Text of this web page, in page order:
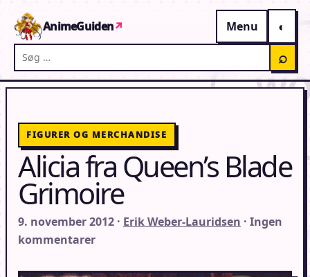
AnimeGuiden↗
Menu
Søg på AnimeGuiden
⌕
FIGURER OG MERCHANDISE
Alicia fra Queen’s Blade
Grimoire
9. november 2012 · Erik Weber-Lauridsen · Ingen
kommentarer